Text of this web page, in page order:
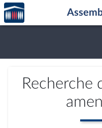
Aller au contenu
Aller en bas de la page
Accèder
à la
page
Recherche